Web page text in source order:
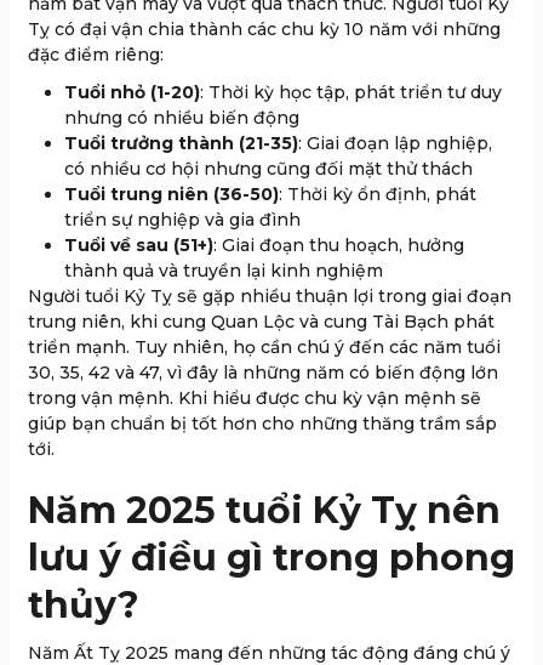
Tỵ có đại vận chia thành các chu kỳ 10 năm với những
đặc điểm riêng:
Tuổi nhỏ (1-20): Thời kỳ học tập, phát triển tư duy
nhưng có nhiều biến động
Tuổi trưởng thành (21-35): Giai đoạn lập nghiệp,
có nhiều cơ hội nhưng cũng đối mặt thử thách
Tuổi trung niên (36-50): Thời kỳ ổn định, phát
triển sự nghiệp và gia đình
Tuổi về sau (51+): Giai đoạn thu hoạch, hưởng
thành quả và truyền lại kinh nghiệm
Người tuổi Kỷ Tỵ sẽ gặp nhiều thuận lợi trong giai đoạn
trung niên, khi cung Quan Lộc và cung Tài Bạch phát
triển mạnh. Tuy nhiên, họ cần chú ý đến các năm tuổi
30, 35, 42 và 47, vì đây là những năm có biến động lớn
trong vận mệnh. Khi hiểu được chu kỳ vận mệnh sẽ
giúp bạn chuẩn bị tốt hơn cho những thăng trầm sắp
tới.
Năm 2025 tuổi Kỷ Tỵ nên
lưu ý điều gì trong phong
thủy?
Năm Ất Tỵ 2025 mang đến những tác động đáng chú ý